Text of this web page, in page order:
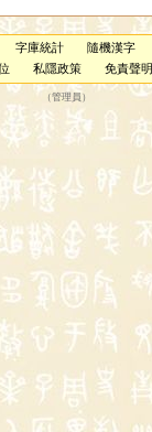
字庫統計 隨機漢字
私隱政策 免責聲明
（管理員 ）